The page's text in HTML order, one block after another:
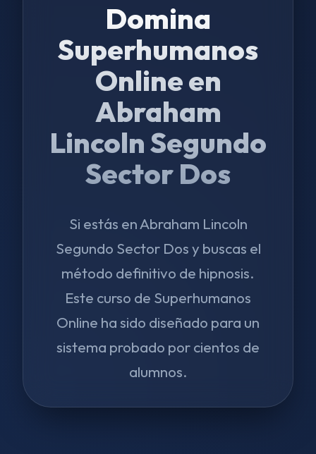
Domina
Superhumanos
Online en
Abraham
Lincoln Segundo
Sector Dos
Si estás en Abraham Lincoln
Segundo Sector Dos y buscas el
método definitivo de hipnosis.
Este curso de Superhumanos
Online ha sido diseñado para un
sistema probado por cientos de
alumnos.